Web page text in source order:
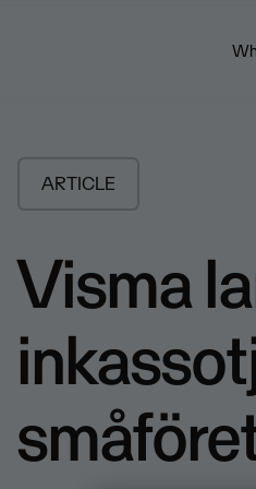
ARTICLE
Visma